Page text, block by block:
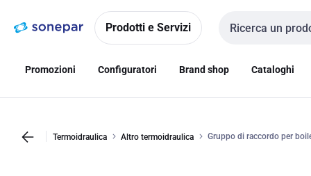
navigazionealla
Prodotti e Servizi
Cerca input
Promozioni Configuratori Brand shop Cataloghi
Termoidraulica Altro termoidraulica Gruppo di raccordo per